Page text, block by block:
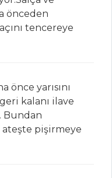
önceden
tencereye
önce yarısını
kalanı ilave
Bundan
ateşte pişirmeye